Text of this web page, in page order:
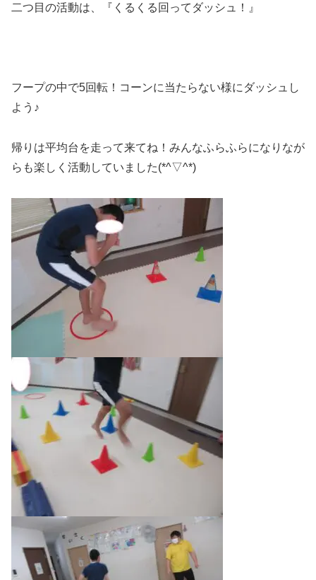
二つ目の活動は、『くるくる回ってダッシュ！』
フープの中で5回転！コーンに当たらない様にダッシュし
よう♪
帰りは平均台を走って来てね！みんなふらふらになりなが
らも楽しく活動していました(*^▽^*)